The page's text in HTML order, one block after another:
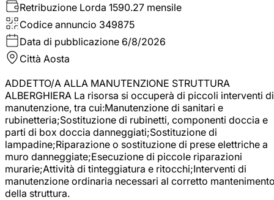
Retribuzione Lorda 1590.27 mensile
Codice annuncio 349875
Data di pubblicazione 6/8/2026
Città Aosta
ADDETTO/A ALLA MANUTENZIONE STRUTTURA
ALBERGHIERA La risorsa si occuperà di piccoli interventi di
manutenzione, tra cui:Manutenzione di sanitari e
rubinetteria;Sostituzione di rubinetti, componenti doccia e
parti di box doccia danneggiati;Sostituzione di
lampadine;Riparazione o sostituzione di prese elettriche a
muro danneggiate;Esecuzione di piccole riparazioni
murarie;Attività di tinteggiatura e ritocchi;Interventi di
manutenzione ordinaria necessari al corretto
della struttura.